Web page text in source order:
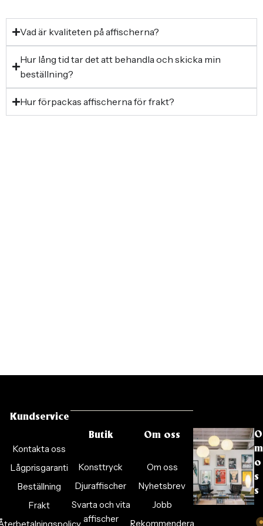
Vad är kvaliteten på affischerna?
Hur lång tid tar det att behandla och skicka min
beställning?
Hur förpackas affischerna för frakt?
Kundservice
Kontakta oss
Lågprisgaranti
Beställning
Frakt
Butik
Konsttryck
Djuraffischer
Svarta och vita
affischer
Om oss
Om oss
Nyhetsbrev
Jobb
Rekommendera
O
m
o
s
s